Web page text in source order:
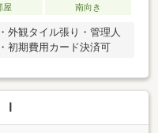
屋 南向き
外観タイル張り・管理人
初期費用カード決済可